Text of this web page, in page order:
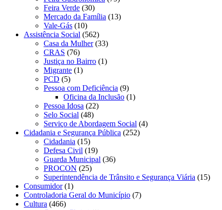
Feira Verde (30)
Mercado da Família (13)
Vale-Gás (10)
Assistência Social (562)
Casa da Mulher(33)
CRAS (76)
Justiça no Bairro (1)
Migrante (1)
PCD (5)
Pessoa com Deficiência (9)
Oficina da Inclusão (1)
Pessoa Idosa (22)
Selo Social (48)
Serviço de Abordagem Social (4)
Cidadania e Segurança Pública (252)
Cidadania (15)
Defesa Civil (19)
Guarda Municipal (36)
PROCON (25)
Superintendência de Trânsito e Segurança Viária (15)
Consumidor(1)
Controladoria Geral do Município (7)
Cultura (466)